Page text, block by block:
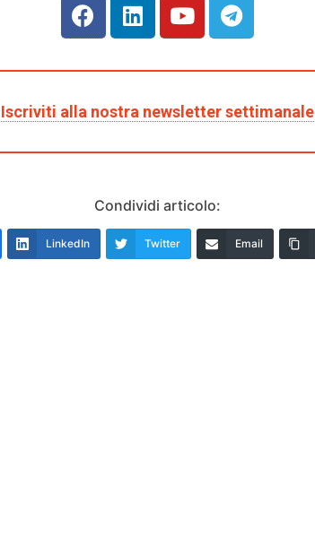
Iscriviti alla nostra newsletter settimanale
Condividi articolo:
LinkedIn Twitter Email